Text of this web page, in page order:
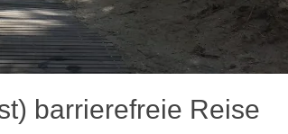
barrierefreie Reise